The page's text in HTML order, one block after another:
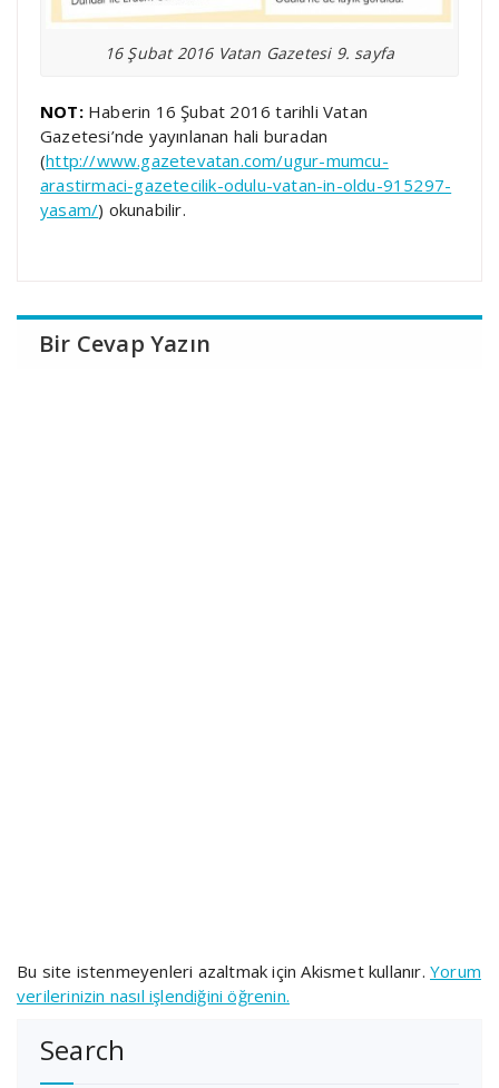
16 Şubat 2016 Vatan Gazetesi 9. sayfa
NOT:Haberin 16 Şubat 2016 tarihli Vatan
Gazetesi’nde yayınlanan hali buradan
(http://www.gazetevatan.com/ugur-mumcu-
arastirmaci-gazetecilik-odulu-vatan-in-oldu-915297-
yasam/) okunabilir.
Bir Cevap Yazın
Bu site istenmeyenleri azaltmak için Akismet kullanır.Yorum
verilerinizin nasıl işlendiğini öğrenin.
Search